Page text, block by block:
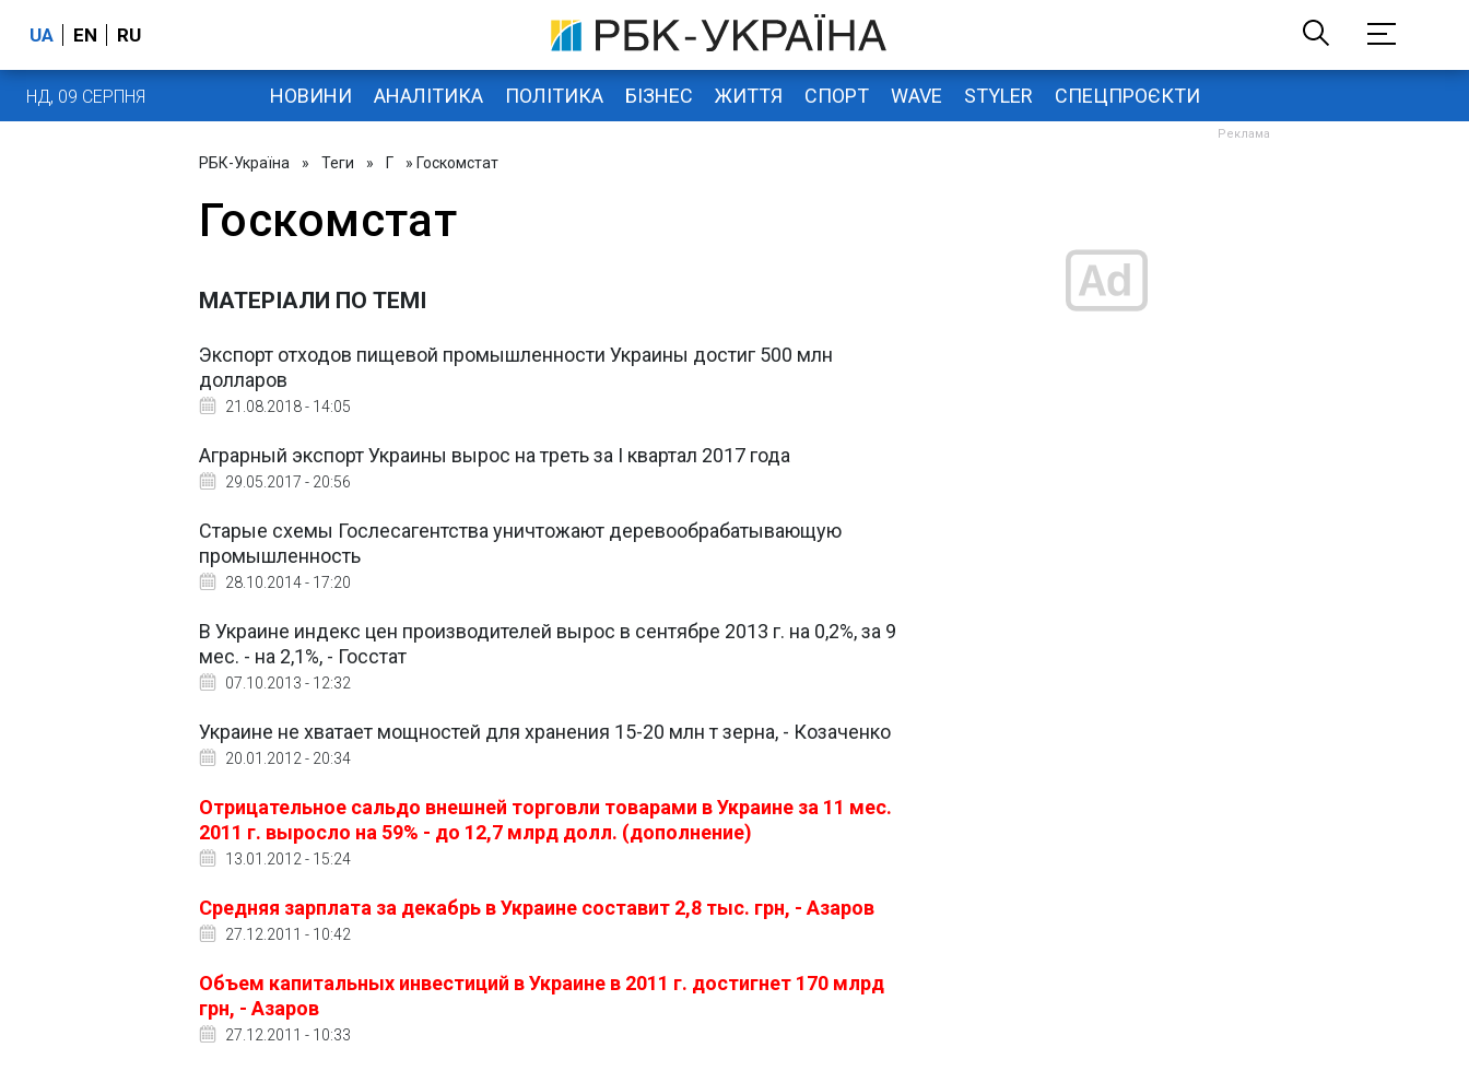
UA EN RU
НД, 09 СЕРПНЯ НОВИНИ АНАЛІТИКА ПОЛІТИКА БІЗНЕС ЖИТТЯ СПОРТ WAVE STYLER СПЕЦПРОЄКТИ
РБК-Україна » Теги » Г » Госкомстат
Госкомстат
МАТЕРІАЛИ ПО ТЕМІ
Экспорт отходов пищевой промышленности Украины достиг 500 млн
долларов
21.08.2018 - 14:05
Аграрный экспорт Украины вырос на треть за І квартал 2017 года
29.05.2017 - 20:56
Старые схемы Гослесагентства уничтожают деревообрабатывающую
промышленность
28.10.2014 - 17:20
В Украине индекс цен производителей вырос в сентябре 2013 г. на 0,2%, за 9
мес. - на 2,1%, - Госстат
07.10.2013 - 12:32
Украине не хватает мощностей для хранения 15-20 млн т зерна, - Козаченко
20.01.2012 - 20:34
Отрицательное сальдо внешней торговли товарами в Украине за 11 мес.
2011 г. выросло на 59% - до 12,7 млрд долл. (дополнение)
13.01.2012 - 15:24
Средняя зарплата за декабрь в Украине составит 2,8 тыс. грн, - Азаров
27.12.2011 - 10:42
Объем капитальных инвестиций в Украине в 2011 г. достигнет 170 млрд
грн, - Азаров
27.12.2011 - 10:33